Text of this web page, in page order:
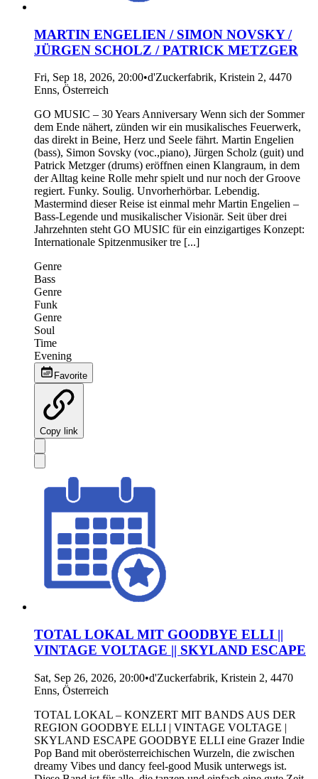
MARTIN ENGELIEN / SIMON NOVSKY /
JÜRGEN SCHOLZ / PATRICK METZGER
Fri, Sep 18, 2026, 20:00•d'Zuckerfabrik, Kristein 2, 4470
Enns, Österreich
GO MUSIC – 30 Years Anniversary Wenn sich der Sommer
dem Ende nähert, zünden wir ein musikalisches Feuerwerk,
das direkt in Beine, Herz und Seele fährt. Martin Engelien
(bass), Simon Sovsky (voc.,piano), Jürgen Scholz (guit) und
Patrick Metzger (drums) eröffnen einen Klangraum, in dem
der Alltag keine Rolle mehr spielt und nur noch der Groove
regiert. Funky. Soulig. Unvorherhörbar. Lebendig.
Mastermind dieser Reise ist einmal mehr Martin Engelien –
Bass-Legende und musikalischer Visionär. Seit über drei
Jahrzehnten steht GO MUSIC für ein einzigartiges Konzept:
Internationale Spitzenmusiker tre [...]
Genre
Bass
Genre
Funk
Genre
Soul
Time
Evening
Favorite
Copy link
TOTAL LOKAL MIT GOODBYE ELLI ||
VINTAGE VOLTAGE || SKYLAND ESCAPE
Sat, Sep 26, 2026, 20:00•d'Zuckerfabrik, Kristein 2, 4470
Enns, Österreich
TOTAL LOKAL – KONZERT MIT BANDS AUS DER
REGION GOODBYE ELLI | VINTAGE VOLTAGE |
SKYLAND ESCAPE GOODBYE ELLI eine Grazer Indie
Pop Band mit oberösterreichischen Wurzeln, die zwischen
dreamy Vibes und dancy feel-good Musik unterwegs ist.